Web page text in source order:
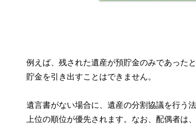
例えば、残された遺産が預貯金のみであった
貯金を引き出すことはできません。
遺言書がない場合に、遺産の分割協議を行う
上位の順位が優先されます。なお、配偶者は